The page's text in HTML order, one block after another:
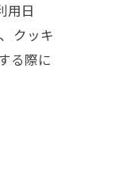
用日
クッキ
る際に